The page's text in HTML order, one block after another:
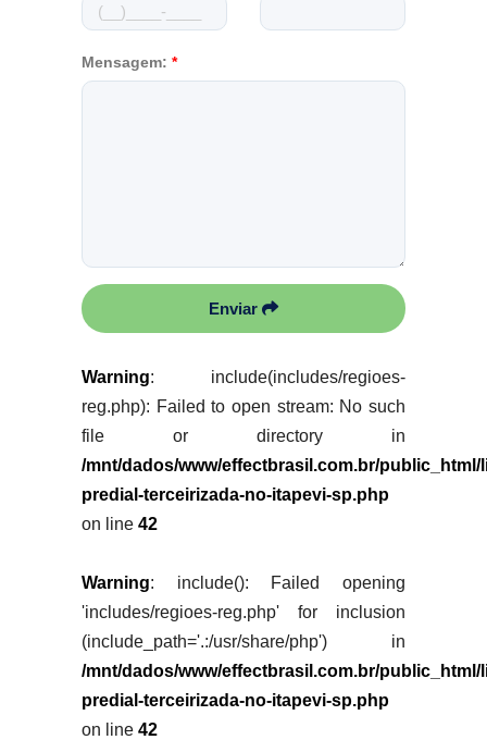
Mensagem: *
Enviar
Warning: include(includes/regioes-
reg.php): Failed to open stream: No such
file or directory in
/mnt/dados/www/effectbrasil.com.br/public_html/
predial-terceirizada-no-itapevi-sp.php
on line 42
Warning: include(): Failed opening
'includes/regioes-reg.php' for inclusion
(include_path='.:/usr/share/php') in
/mnt/dados/www/effectbrasil.com.br/public_html/
predial-terceirizada-no-itapevi-sp.php
on line 42